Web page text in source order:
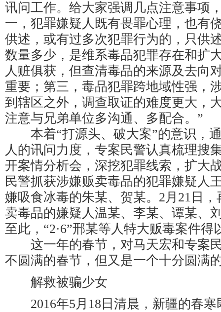
讯问工作。给大家强调几点注意事项
一，犯罪嫌疑人既有畏罪心理，也有
供述，或有过多次犯罪行为的，只供
数量多少，是维系毒品犯罪存在和扩
人赃俱获，但查清毒品的来源及去向
重要；第三，毒品犯罪跨地域性强，
到辖区之外，调查取证的难度更大，
注意与兄弟单位多沟通、多配合。”
本着“打源头、破大案”的意识，
人的讯问力度，专案民警认真梳理搜
开案情分析会，深挖犯罪线索，扩大
民警抓获涉嫌贩卖毒品的犯罪嫌疑人
嫌吸食冰毒的朱某、贺某。2月21日
卖毒品的嫌疑人温某、李某、谭某、
至此，“2·6”邢某等人特大贩毒案件得
这一年的春节，对马天宏和专案
不圆满的春节，但又是一个十分圆满
解救被骗少女
2016年5月18日清晨，新疆的春寒